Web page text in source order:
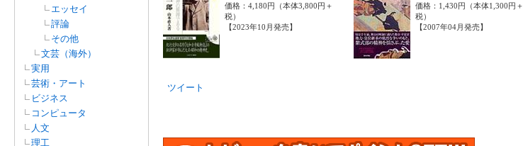
エッセイ
評論
その他
文芸（海外）
実用
芸術・アート
ビジネス
コンピュータ
人文
理工
価格：4,180円（本体3,800円＋
税）
【2023年10月発売】
価格：1,430円（本体1,300円＋
税）
【2007年04月発売】
ツイート